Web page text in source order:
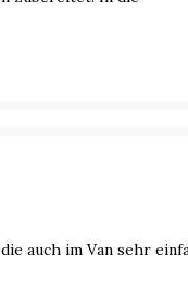
auch im Van sehr